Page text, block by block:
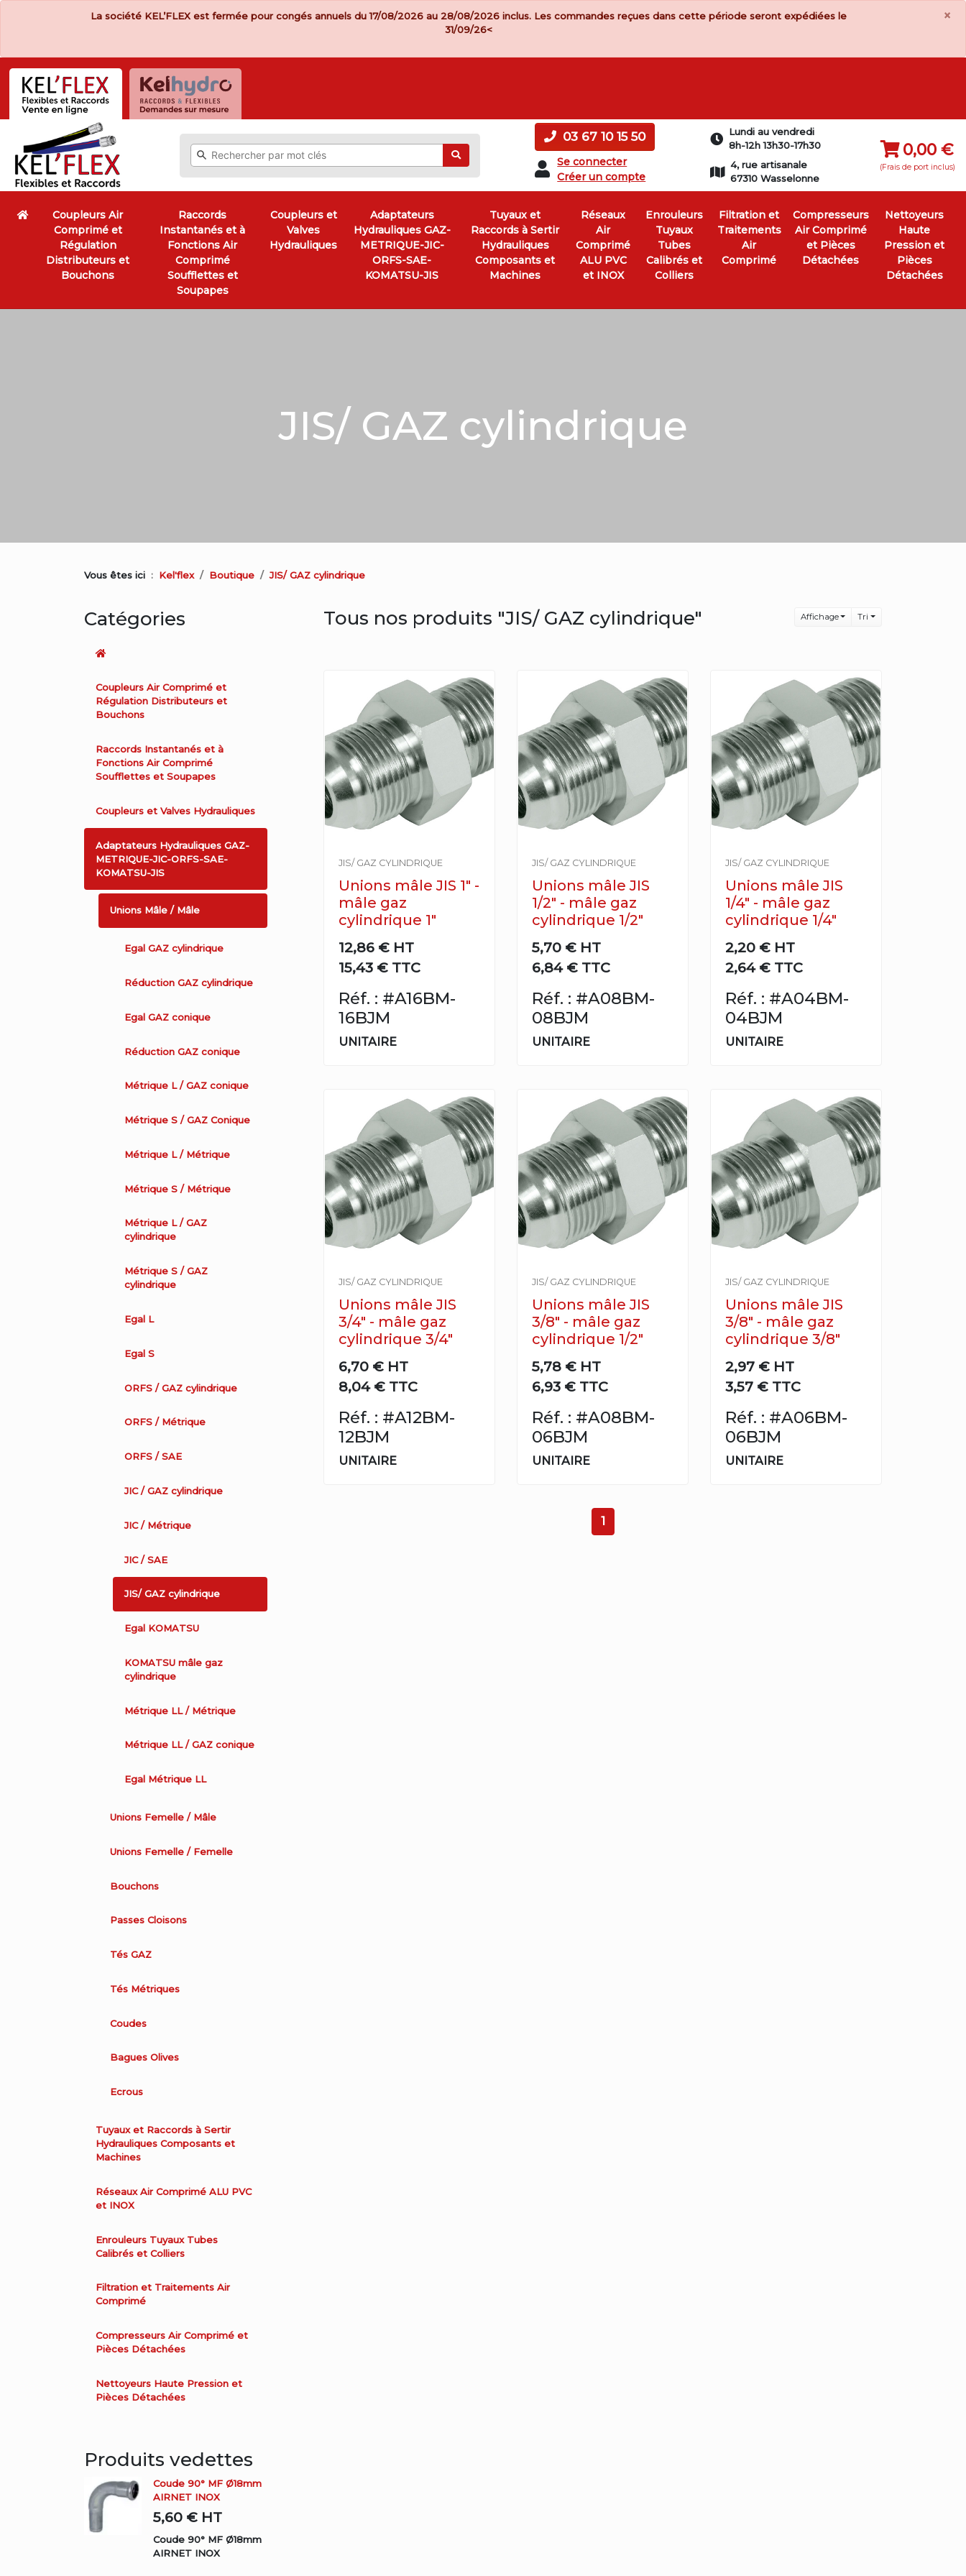
La société KEL’FLEX est fermée pour congés annuels du 17/08/2026 au 28/08/2026 inclus. Les commandes reçues dans cette période seront expédiées le
31/09/26<
×
Ok
03 67 10 15 50
Se connecter
Créer un compte
Lundi au vendredi
8h-12h 13h30-17h30
4, rue artisanale
67310 Wasselonne
0,00 €
(Frais de port inclus)
Coupleurs Air
Comprimé et
Régulation
Distributeurs et
Bouchons
Raccords
Instantanés et à
Fonctions Air
Comprimé
Soufflettes et
Soupapes
Coupleurs et
Valves
Hydrauliques
Adaptateurs
Hydrauliques GAZ-
METRIQUE-JIC-
ORFS-SAE-
KOMATSU-JIS
Tuyaux et
Raccords à Sertir
Hydrauliques
Composants et
Machines
Réseaux
Air
Comprimé
ALU PVC
et INOX
Enrouleurs
Tuyaux
Tubes
Calibrés et
Colliers
Filtration et
Traitements
Air
Comprimé
Compresseurs
Air Comprimé
et Pièces
Détachées
Nettoyeurs
Haute
Pression et
Pièces
Détachées
JIS/ GAZ cylindrique
Vous êtes ici Kel'flex Boutique JIS/ GAZ cylindrique
Tous nos produits "JIS/ GAZ cylindrique" Affichage Tri
JIS/ GAZ CYLINDRIQUE
Unions mâle JIS 1" -
mâle gaz
cylindrique 1"
12,86 € HT
15,43 € TTC
Réf. : #A16BM-
16BJM
UNITAIRE
JIS/ GAZ CYLINDRIQUE
Unions mâle JIS
1/2" - mâle gaz
cylindrique 1/2"
5,70 € HT
6,84 € TTC
Réf. : #A08BM-
08BJM
UNITAIRE
JIS/ GAZ CYLINDRIQUE
Unions mâle JIS
1/4" - mâle gaz
cylindrique 1/4"
2,20 € HT
2,64 € TTC
Réf. : #A04BM-
04BJM
UNITAIRE
JIS/ GAZ CYLINDRIQUE
Unions mâle JIS
3/4" - mâle gaz
cylindrique 3/4"
6,70 € HT
8,04 € TTC
Réf. : #A12BM-
12BJM
UNITAIRE
JIS/ GAZ CYLINDRIQUE
Unions mâle JIS
3/8" - mâle gaz
cylindrique 1/2"
5,78 € HT
6,93 € TTC
Réf. : #A08BM-
06BJM
UNITAIRE
JIS/ GAZ CYLINDRIQUE
Unions mâle JIS
3/8" - mâle gaz
cylindrique 3/8"
2,97 € HT
3,57 € TTC
Réf. : #A06BM-
06BJM
UNITAIRE
1
Catégories
Coupleurs Air Comprimé et
Régulation Distributeurs et
Bouchons
Raccords Instantanés et à
Fonctions Air Comprimé
Soufflettes et Soupapes
Coupleurs et Valves Hydrauliques
Adaptateurs Hydrauliques GAZ-
METRIQUE-JIC-ORFS-SAE-
KOMATSU-JIS
Unions Mâle / Mâle
Egal GAZ cylindrique
Réduction GAZ cylindrique
Egal GAZ conique
Réduction GAZ conique
Métrique L / GAZ conique
Métrique S / GAZ Conique
Métrique L / Métrique
Métrique S / Métrique
Métrique L / GAZ
cylindrique
Métrique S / GAZ
cylindrique
Egal L
Egal S
ORFS / GAZ cylindrique
ORFS / Métrique
ORFS / SAE
JIC / GAZ cylindrique
JIC / Métrique
JIC / SAE
JIS/ GAZ cylindrique
Egal KOMATSU
KOMATSU mâle gaz
cylindrique
Métrique LL / Métrique
Métrique LL / GAZ conique
Egal Métrique LL
Unions Femelle / Mâle
Unions Femelle / Femelle
Bouchons
Passes Cloisons
Tés GAZ
Tés Métriques
Coudes
Bagues Olives
Ecrous
Tuyaux et Raccords à Sertir
Hydrauliques Composants et
Machines
Réseaux Air Comprimé ALU PVC
et INOX
Enrouleurs Tuyaux Tubes
Calibrés et Colliers
Filtration et Traitements Air
Comprimé
Compresseurs Air Comprimé et
Pièces Détachées
Nettoyeurs Haute Pression et
Pièces Détachées
Produits vedettes
Coude 90° MF Ø18mm
AIRNET INOX
5,60 € HT
Coude 90° MF Ø18mm
AIRNET INOX